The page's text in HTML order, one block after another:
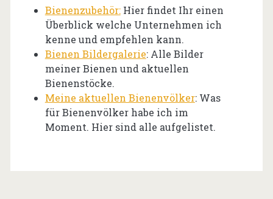
Bienenzubehör:Hier findet Ihr einen
Überblick welche Unternehmen ich
kenne und empfehlen kann.
Bienen Bildergalerie: Alle Bilder
meiner Bienen und aktuellen
Bienenstöcke.
Meine aktuellen Bienenvölker: Was
für Bienenvölker habe ich im
Moment. Hier sind alle aufgelistet.